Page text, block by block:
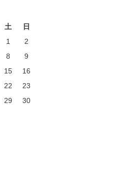
土
日
1
2
8
9
15
16
22
23
29
30